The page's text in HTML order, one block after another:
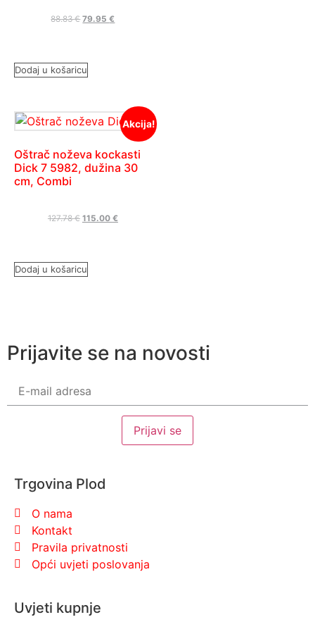
88.83€ 79.95€
Dodaj u košaricu
Akcija!
Oštrač noževa kockasti
Dick 7 5982, dužina 30
cm, Combi
127.78€ 115.00 €
Dodaj u košaricu
Prijavite se na novosti
Trgovina Plod
O nama
Kontakt
Pravila privatnosti
Opći uvjeti poslovanja
Uvjeti kupnje